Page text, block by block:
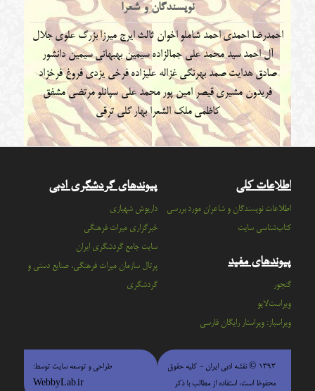
نویسندگان و شعرا
احمدرضا احمدیاحمد شاملو اخوان ثالث ایرج میرزابزرگ علوی جلال
آل احمدسید محمد علی جمالزادهسیمین بهبهانیسیمین دانشور
صادق هدایتصمد بهرنگی غزاله علیزادهفرخی یزدی فروغ فرخزاد
فریدون مشیری قیصر امین پور محمد علی سپانلومرتضی مشفق
کاظمی ملک الشعرا بهار گلی ترقی
اطلاعات کلی
اطلاعات نویسندگان و شاعران مورد بررسی
کتاب‌شناسی سایت
پیوندهای مفید
گنجور
ویراست‌لایو
ویراسباز: ویراستار رایگان فارسی
پیوندهای گردشگری ادبی
داریوش شهبازی
خبرگزاری میراث فرهنگی
سايت جامع گردشگري ايران
پرتال سازمان ميراث فرهنگي، صنايع دستي و
گردشگري
۱۳۹۳ © نقشه ادبی ایران - كليه حقوق
محفوظ است، استفاده از مطالب با ذكر
طراحی و توسعه سایت توسط:
WebbyLab.ir